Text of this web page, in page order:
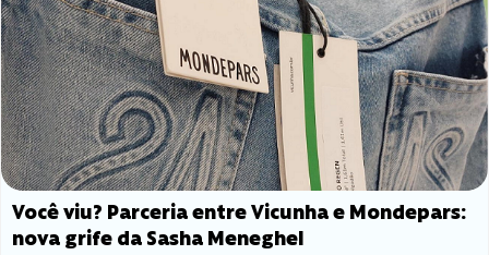
Você viu? Parceria entre Vicunha e Mondepars:
nova grife da Sasha Meneghel